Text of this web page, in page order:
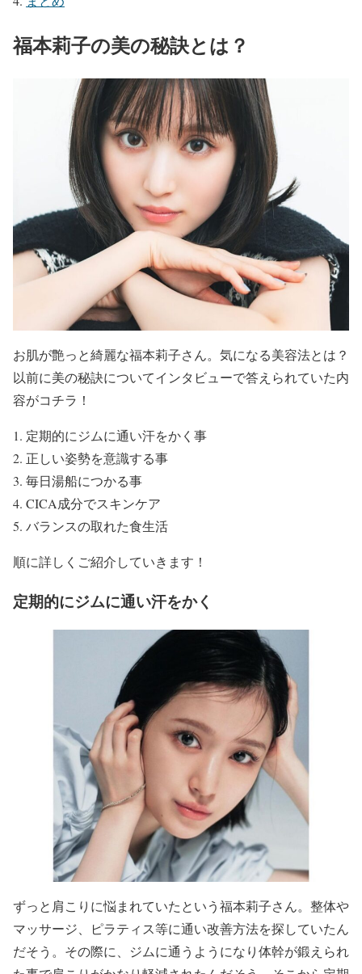
福本莉子の美の秘訣とは？
お肌が艶っと綺麗な福本莉子さん。気になる美容法とは？
以前に美の秘訣についてインタビューで答えられていた内
容がコチラ！
定期的にジムに通い汗をかく事
正しい姿勢を意識する事
毎日湯船につかる事
CICA成分でスキンケア
バランスの取れた食生活
順に詳しくご紹介していきます！
定期的にジムに通い汗をかく
ずっと肩こりに悩まれていたという福本莉子さん。整体や
マッサージ、ピラティス等に通い改善方法を探していたん
だそう。その際に、ジムに通うようになり体幹が鍛えられ